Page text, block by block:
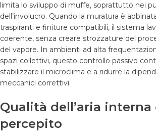
limita lo sviluppo di muffe, soprattutto nei
dell’involucro. Quando la muratura è
traspiranti e finiture compatibili, il sistema
coerente, senza creare strozzature del
del vapore. In ambienti ad alta
spazi collettivi, questo controllo passivo
stabilizzare il microclima e a ridurre la
meccanici correttivi.
Qualità dell’aria
percepito